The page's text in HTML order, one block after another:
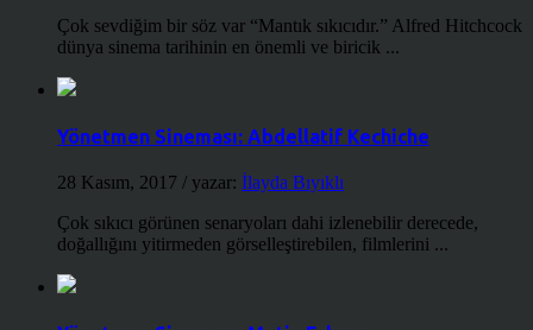
Çok sevdiğim bir söz var “Mantık sıkıcıdır.” Alfred Hitchcock
dünya sinema tarihinin en önemli ve biricik ...
Yönetmen Sineması: Abdellatif Kechiche
28 Kasım, 2017 / yazar: İlayda Bıyıklı
Çok sıkıcı görünen senaryoları dahi izlenebilir derecede,
doğallığını yitirmeden görselleştirebilen, filmlerini ...